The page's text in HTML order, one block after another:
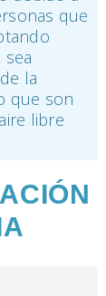
que
la
que son
libre